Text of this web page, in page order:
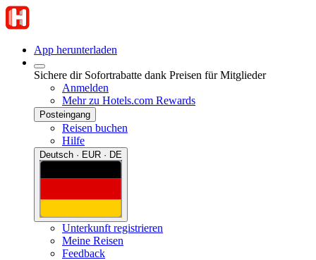
App herunterladen
Sichere dir Sofortrabatte dank Preisen für Mitglieder
Anmelden
Mehr zu Hotels.com Rewards
Posteingang
Reisen buchen
Hilfe
Deutsch · EUR · DE
Unterkunft registrieren
Meine Reisen
Feedback